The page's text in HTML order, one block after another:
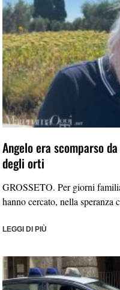
Angelo era scomparso
degli orti
GROSSETO. Per giorni
hanno cercato, nella speranza
LEGGI DI PIÙ